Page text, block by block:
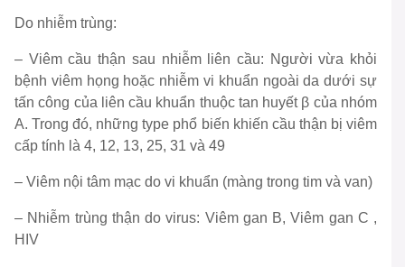
Do nhiễm trùng:
– Viêm cầu thận sau nhiễm liên cầu: Người vừa khỏi
bệnh viêm họng hoặc nhiễm vi khuẩn ngoài da dưới sự
tấn công của liên cầu khuẩn thuộc tan huyết β của nhóm
A. Trong đó, những type phổ biến khiến cầu thận bị viêm
cấp tính là 4, 12, 13, 25, 31 và 49
– Viêm nội tâm mạc do vi khuẩn (màng trong tim và van)
– Nhiễm trùng thận do virus: Viêm gan B, Viêm gan C ,
HIV